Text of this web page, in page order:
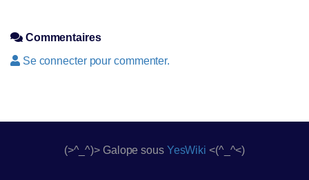
Commentaires
Se connecter pour commenter.
(>^_^)> Galope sous YesWiki <(^_^<)